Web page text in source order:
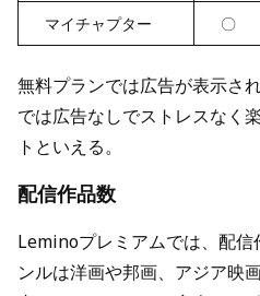
マイチャプター 〇
無料プランでは広告が表示さ
では広告なしでストレスなく
トといえる。
配信作品数
Leminoプレミアムでは、配
ンルは洋画や邦画、アジア映